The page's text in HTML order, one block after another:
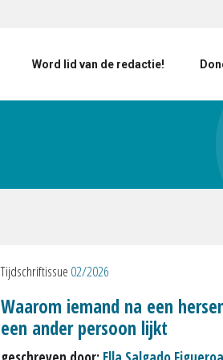
Word lid van de redactie!
Tijdschriftissue 02/2026
Waarom iemand na een
een ander persoon lijkt